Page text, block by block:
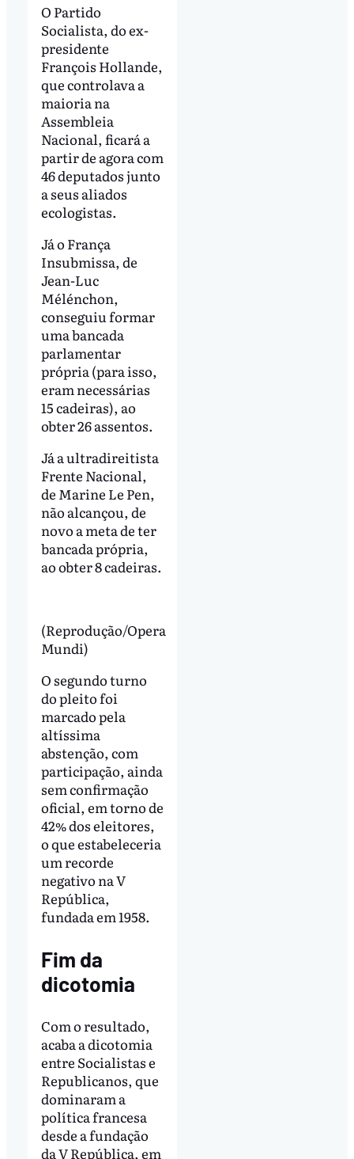
O Partido
Socialista, do ex-
presidente
François Hollande,
que controlava a
maioria na
Assembleia
Nacional, ficará a
partir de agora com
46 deputados junto
a seus aliados
ecologistas.
Já o França
Insubmissa, de
Jean-Luc
Mélénchon,
conseguiu formar
uma bancada
parlamentar
própria (para isso,
eram necessárias
15 cadeiras), ao
obter 26 assentos.
Já a ultradireitista
Frente Nacional,
de Marine Le Pen,
não alcançou, de
novo a meta de ter
bancada própria,
ao obter 8 cadeiras.
(Reprodução/Opera
Mundi)
O segundo turno
do pleito foi
marcado pela
altíssima
abstenção, com
participação, ainda
sem confirmação
oficial, em torno de
42% dos eleitores,
o que estabeleceria
um recorde
negativo na V
República,
fundada em 1958.
Fim da
dicotomia
Com o resultado,
acaba a dicotomia
entre Socialistas e
Republicanos, que
dominaram a
política francesa
desde a fundação
da V República, em